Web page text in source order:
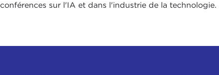
conférences sur l'IA et dans l'industrie de la technologie.